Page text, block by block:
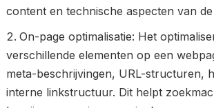
content en technische aspecten van
On-page optimalisatie: Het
verschillende elementen op een
meta-beschrijvingen, URL-structuren,
interne linkstructuur. Dit helpt